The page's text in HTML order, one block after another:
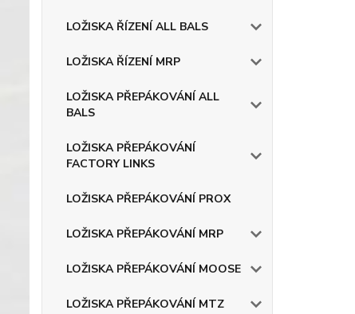
LOŽISKA ŘÍZENÍ ALL BALS
LOŽISKA ŘÍZENÍ MRP
LOŽISKA PŘEPÁKOVÁNÍ ALL
BALS
LOŽISKA PŘEPÁKOVÁNÍ
FACTORY LINKS
LOŽISKA PŘEPÁKOVÁNÍ PROX
LOŽISKA PŘEPÁKOVÁNÍ MRP
LOŽISKA PŘEPÁKOVÁNÍ MOOSE
LOŽISKA PŘEPÁKOVÁNÍ MTZ